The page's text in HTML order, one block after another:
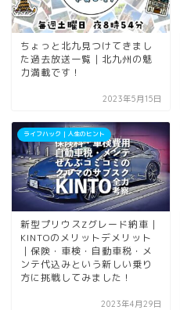
ちょっと北九見つけてきまし
た過去放送一覧｜北九州の魅
力満載です！
2023年5月15日
ライフハック｜人生のヒント
新型プリウスZグレード納車｜
KINTOのメリットデメリット
｜保険・車検・自動車税・メ
ンテ代込みという新しい乗り
方に挑戦してみました！
2023年4月29日